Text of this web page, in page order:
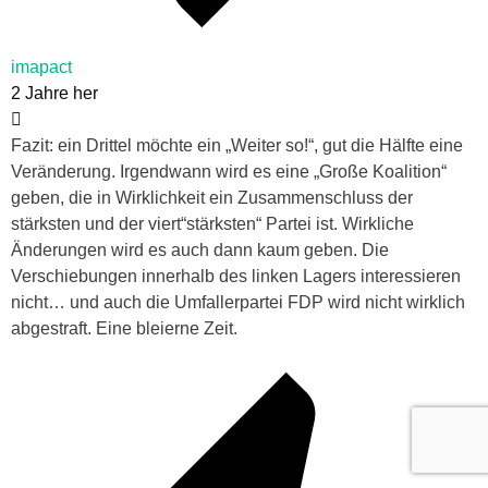
imapact
2 Jahre her
Fazit: ein Drittel möchte ein „Weiter so!“, gut die Hälfte eine
Veränderung. Irgendwann wird es eine „Große Koalition“
geben, die in Wirklichkeit ein Zusammenschluss der
stärksten und der viert“stärksten“ Partei ist. Wirkliche
Änderungen wird es auch dann kaum geben. Die
Verschiebungen innerhalb des linken Lagers interessieren
nicht… und auch die Umfallerpartei FDP wird nicht wirklich
abgestraft. Eine bleierne Zeit.